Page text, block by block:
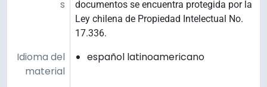
s
documentos se encuentra protegida por la
Ley chilena de Propiedad Intelectual No.
17.336.
Idioma del
material
español latinoamericano